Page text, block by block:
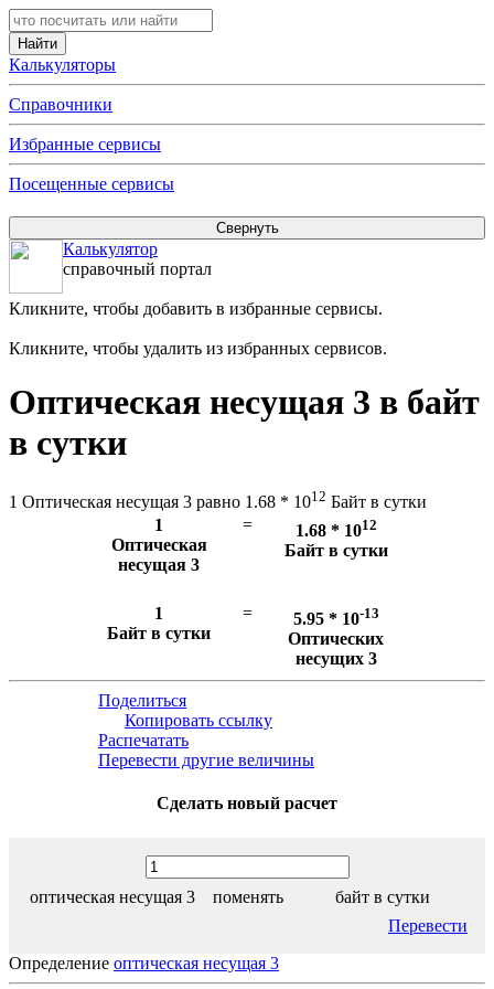
Калькуляторы
Справочники
Избранные сервисы
Посещенные сервисы
Калькулятор
справочный портал
Кликните, чтобы добавить в избранные сервисы.
Кликните, чтобы удалить из избранных сервисов.
Оптическая несущая 3 в байт
в сутки
1 Оптическая несущая 3 равно 1.68 * 1012 Байт в сутки
1
Оптическая
несущая 3
= 1.68 * 1012
Байт в сутки
1
Байт в сутки
= 5.95 * 10-13
Оптических
несущих 3
Поделиться
Копировать ссылку
Распечатать
Перевести другие величины
Сделать новый расчет
оптическая несущая 3 поменять
байт в сутки
Перевести
Определение оптическая несущая 3